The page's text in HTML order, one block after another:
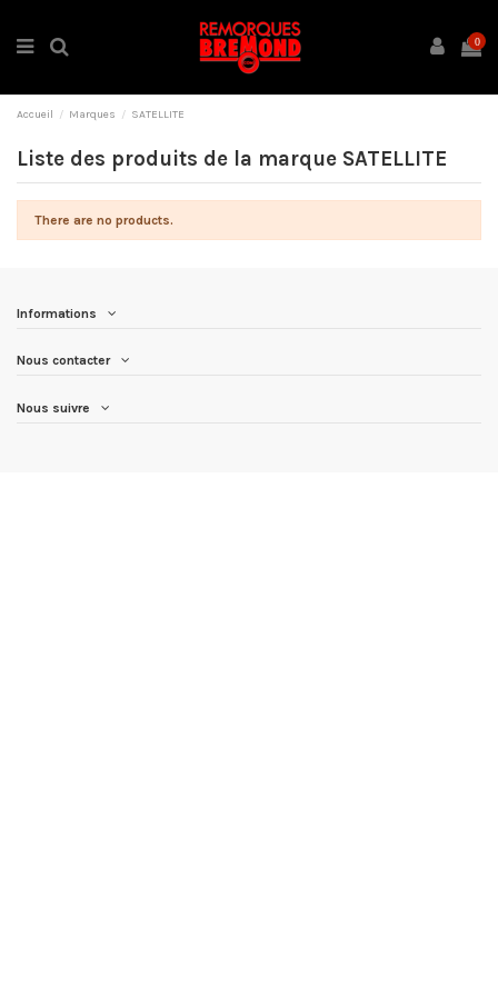
0
Accueil Marques SATELLITE
Liste des produits de la marque SATELLITE
There are no products.
Informations
Nous contacter
Nous suivre